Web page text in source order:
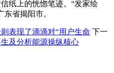
纸上的恍惚笔迹。“发家绘
省揭阳市。
表现了滴滴对“用户生命 下一
及分析能源操纵核心